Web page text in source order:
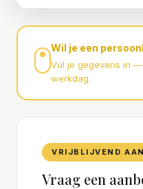
Wil je een
Vul je gegevens in
werkdag.
VRIJBLIJVEND
Vraag een